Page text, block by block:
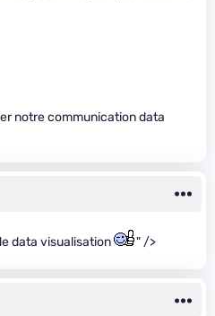
notre communication data
data visualisation " />